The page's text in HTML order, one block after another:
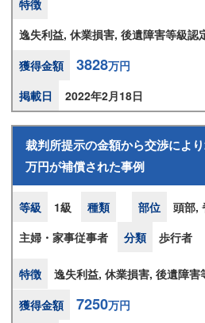
特徴
逸失利益, 休業損害, 後遺障害等級認
獲得金額
3828万円
掲載日
2022年2月18日
裁判所提示の金額から交渉によ
万円が補償された事例
等級 1級 種類 部位 頭部,
主婦・家事従事者
分類 歩行者
特徴
逸失利益, 休業損害, 後遺障害
獲得金額
7250万円